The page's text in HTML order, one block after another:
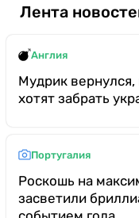
Лента
Англия
Мудрик вернулся,
хотят забрать
Португалия
Роскошь на
засветили